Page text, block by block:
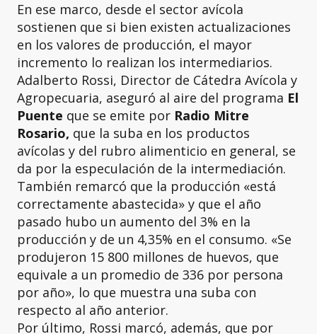
En ese marco, desde el sector avícola
sostienen que si bien existen actualizaciones
en los valores de producción, el mayor
incremento lo realizan los intermediarios.
Adalberto Rossi, Director de Cátedra Avícola y
Agropecuaria, aseguró al aire del programa El
Puente que se emite por Radio Mitre
Rosario, que la suba en los productos
avícolas y del rubro alimenticio en general, se
da por la especulación de la intermediación.
También remarcó que la producción «está
correctamente abastecida» y que el año
pasado hubo un aumento del 3% en la
producción y de un 4,35% en el consumo. «Se
produjeron 15 800 millones de huevos, que
equivale a un promedio de 336 por persona
por año», lo que muestra una suba con
respecto al año anterior.
Por último, Rossi marcó, además, que por